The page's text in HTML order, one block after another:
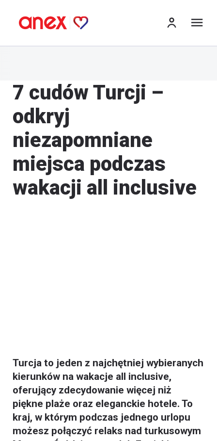
7 cudów Turcji –
odkryj
niezapomniane
miejsca podczas
wakacji all inclusive
Turcja to jeden z najchętniej wybieranych
kierunków na wakacje all inclusive,
oferujący zdecydowanie więcej niż
piękne plaże oraz eleganckie hotele. To
kraj, w którym podczas jednego urlopu
możesz połączyć relaks nad turkusowym